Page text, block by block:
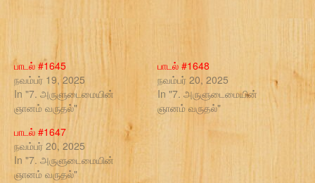
பாடல் #1645
நவம்பர் 19, 2025
In "7. அருளுடைமையின்
ஞானம் வருதல்"
பாடல் #1648
நவம்பர் 20, 2025
In "7. அருளுடைமையின்
ஞானம் வருதல்"
பாடல் #1647
நவம்பர் 20, 2025
In "7. அருளுடைமையின்
ஞானம் வருதல்"